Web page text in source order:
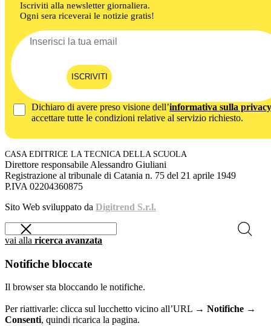
Iscriviti alla newsletter giornaliera.
Ogni sera riceverai le notizie gratis!
ISCRIVITI
Dichiaro di avere preso visione dell’informativa sulla privacy
accettare tutte le condizioni relative al servizio richiesto.
CASA EDITRICE LA TECNICA DELLA SCUOLA
Direttore responsabile Alessandro Giuliani
Registrazione al tribunale di Catania n. 75 del 21 aprile 1949
P.IVA 02204360875
Sito Web sviluppato da Digitrend S.r.l.
vai alla ricerca avanzata
Notifiche bloccate
Il browser sta bloccando le notifiche.
Per riattivarle: clicca sul lucchetto vicino all’URL → Notifiche →
Consenti, quindi ricarica la pagina.